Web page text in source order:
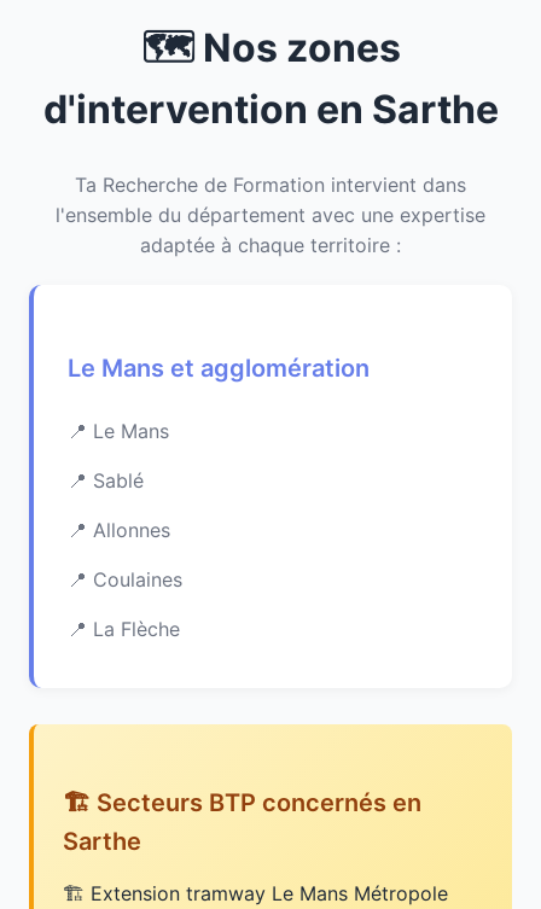
🗺️ Nos zones
d'intervention en Sarthe
Ta Recherche de Formation intervient dans
l'ensemble du département avec une expertise
adaptée à chaque territoire :
Le Mans et agglomération
Le Mans
Sablé
Allonnes
Coulaines
La Flèche
🏗️ Secteurs BTP concernés en
Sarthe
Extension tramway Le Mans Métropole